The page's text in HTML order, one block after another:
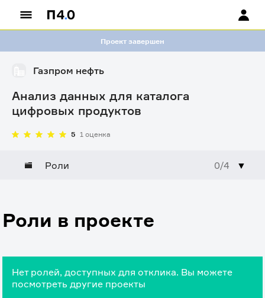
Проект завершен
Газпром нефть
Анализ данных для каталога
цифровых продуктов
5 1 оценка
Роли 0/4 ▼
Роли в проекте
Нет ролей, доступных для отклика. Вы можете
посмотреть другие проекты